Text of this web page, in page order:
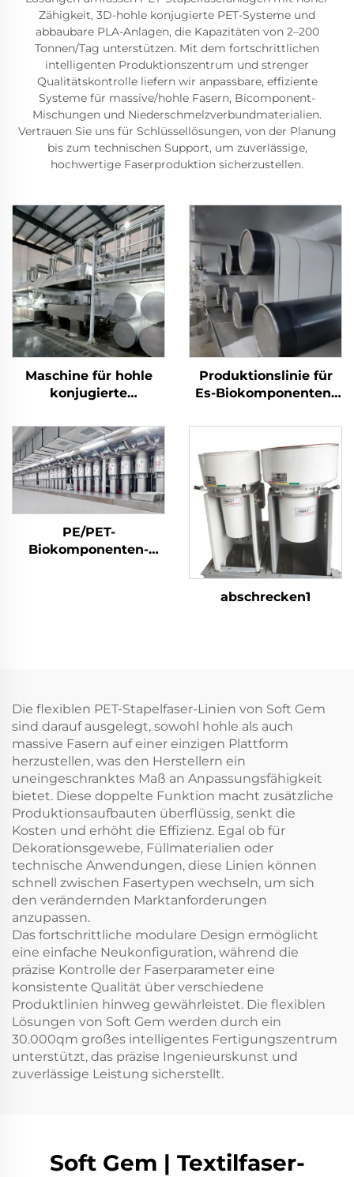
Zähigkeit, 3D-hohle konjugierte PET-Systeme und
abbaubare PLA-Anlagen, die Kapazitäten von 2–200
Tonnen/Tag unterstützen. Mit dem fortschrittlichen
intelligenten Produktionszentrum und strenger
Qualitätskontrolle liefern wir anpassbare, effiziente
Systeme für massive/hohle Fasern, Bicomponent-
Mischungen und Niederschmelzverbundmaterialien.
Vertrauen Sie uns für Schlüssellösungen, von der Planung
bis zum technischen Support, um zuverlässige,
hochwertige Faserproduktion sicherzustellen.
Maschine für hohle
konjugierte
Polyester-Stapelfasern
Produktionslinie für
Es-Biokomponenten-
PE/PET-
Biokomponenten-
abschrecken1
Die flexiblen PET-Stapelfaser-Linien von Soft Gem
sind darauf ausgelegt, sowohl hohle als auch
massive Fasern auf einer einzigen Plattform
herzustellen, was den Herstellern ein
uneingeschranktes Maß an Anpassungsfähigkeit
bietet. Diese doppelte Funktion macht zusätzliche
Produktionsaufbauten überflüssig, senkt die
Kosten und erhöht die Effizienz. Egal ob für
Dekorationsgewebe, Füllmaterialien oder
technische Anwendungen, diese Linien können
schnell zwischen Fasertypen wechseln, um sich
den verändernden Marktanforderungen
anzupassen.
Das fortschrittliche modulare Design ermöglicht
eine einfache Neukonfiguration, während die
präzise Kontrolle der Faserparameter eine
konsistente Qualität über verschiedene
Produktlinien hinweg gewährleistet. Die flexiblen
Lösungen von Soft Gem werden durch ein
30.000qm großes intelligentes Fertigungszentrum
unterstützt, das präzise Ingenieurskunst und
zuverlässige Leistung sicherstellt.
Soft Gem | Textilfaser-